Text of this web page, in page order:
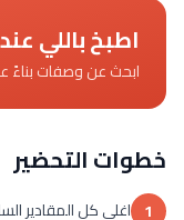
اطبخ باللي
ابحث عن وصفات بناءً
خطوات التحضير
1